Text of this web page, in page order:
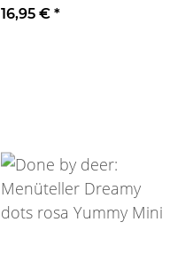
grün Peekaboo
16,95 € *